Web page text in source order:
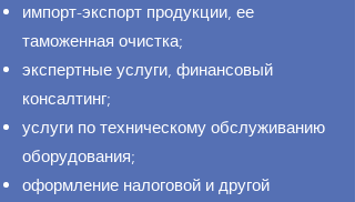
импорт-экспорт продукции, ее
таможенная очистка;
экспертные услуги, финансовый
консалтинг;
услуги по техническому обслуживанию
оборудования;
оформление налоговой и другой